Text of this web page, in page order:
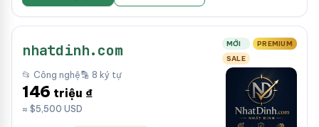
nhatdinh.com MỚI
PREMIUM
SALE
📂 Công nghệ🔡 8 ký tự
146 triệu ₫
≈ $5,500 USD